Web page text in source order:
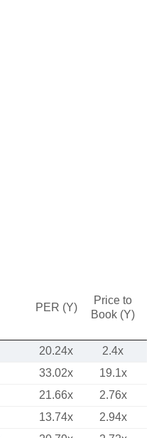
PER (Y)
Price to
Book (Y)
20.24x
2.4x
33.02x
19.1x
21.66x
2.76x
13.74x
2.94x